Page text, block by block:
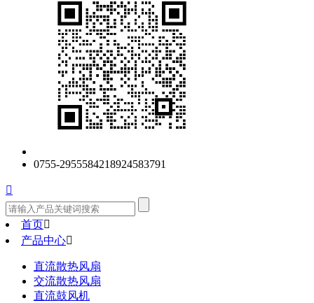
0755-2955584218924583791

首页
产品中心
直流散热风扇
交流散热风扇
直流鼓风机